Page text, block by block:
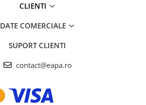
CLIENTI
DATE COMERCIALE
SUPORT CLIENTI
contact@eapa.ro